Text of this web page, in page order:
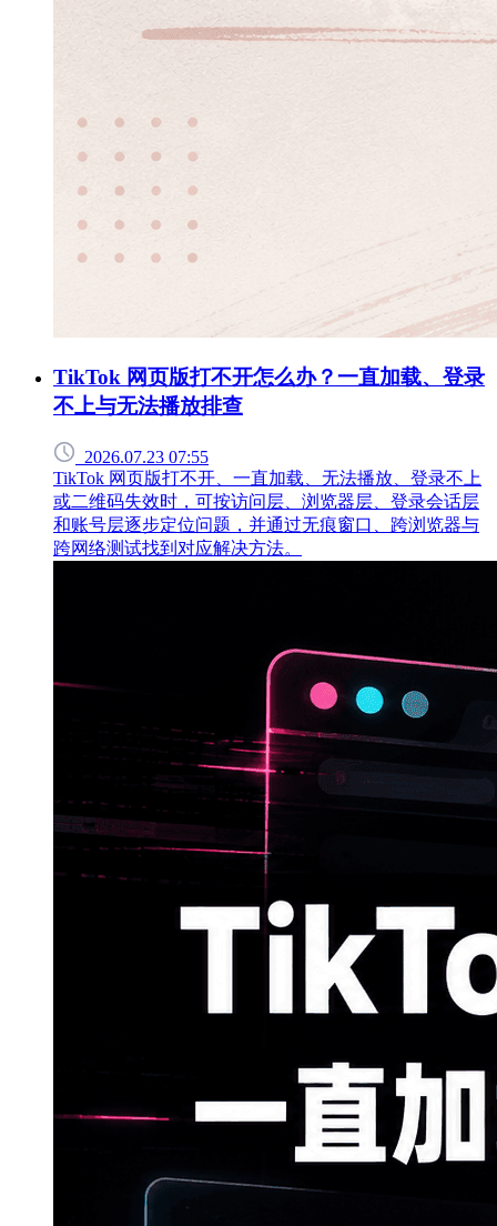
TikTok 网页版打不开怎么办？一直加载、登录
不上与无法播放排查
2026.07.23 07:55
TikTok 网页版打不开、一直加载、无法播放、登录不上
或二维码失效时，可按访问层、浏览器层、登录会话层
和账号层逐步定位问题，并通过无痕窗口、跨浏览器与
跨网络测试找到对应解决方法。